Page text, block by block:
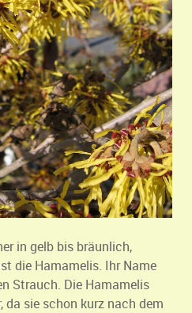
in gelb bis bräunlich,
die Hamamelis. Ihr Name
Strauch. Die Hamamelis
da sie schon kurz nach dem